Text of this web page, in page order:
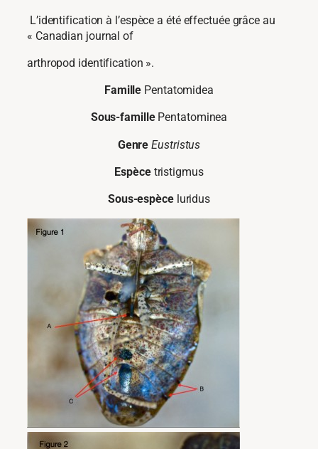
L’identification à l’espèce a été effectuée grâce au
« Canadian journal of
arthropod identification ».
Famille Pentatomidea
Sous-famille Pentatominea
GenreEustristus
Espèce tristigmus
Sous-espèce luridus